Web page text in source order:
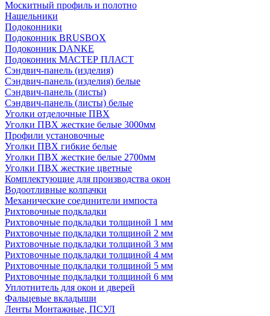
Москитный профиль и полотно
Нащельники
Подоконники
Подоконник BRUSBOX
Подоконник DANKE
Подоконник МАСТЕР ПЛАСТ
Сэндвич-панель (изделия)
Сэндвич-панель (изделия) белые
Сэндвич-панель (листы)
Сэндвич-панель (листы) белые
Уголки отделочные ПВХ
Уголки ПВХ жесткие белые 3000мм
Профили установочные
Уголки ПВХ гибкие белые
Уголки ПВХ жесткие белые 2700мм
Уголки ПВХ жесткие цветные
Комплектующие для производства окон
Водоотливные колпачки
Механические соединители импоста
Рихтовочные подкладки
Рихтовочные подкладки толщиной 1 мм
Рихтовочные подкладки толщиной 2 мм
Рихтовочные подкладки толщиной 3 мм
Рихтовочные подкладки толщиной 4 мм
Рихтовочные подкладки толщиной 5 мм
Рихтовочные подкладки толщиной 6 мм
Уплотнитель для окон и дверей
Фальцевые вкладыши
Ленты Монтажные, ПСУЛ